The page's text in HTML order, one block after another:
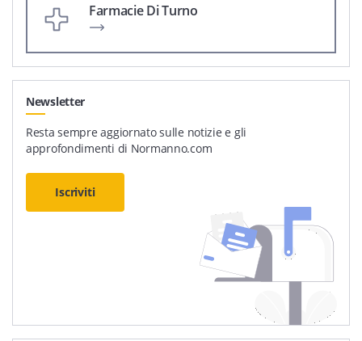
Farmacie Di Turno
Newsletter
Resta sempre aggiornato sulle notizie e gli
approfondimenti di Normanno.com
Iscriviti